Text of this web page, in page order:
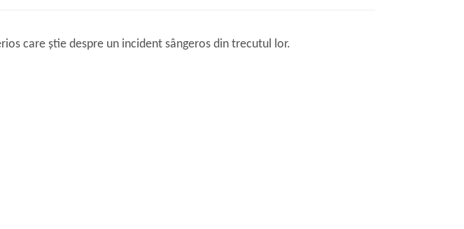
care știe despre un incident sângeros din trecutul lor.